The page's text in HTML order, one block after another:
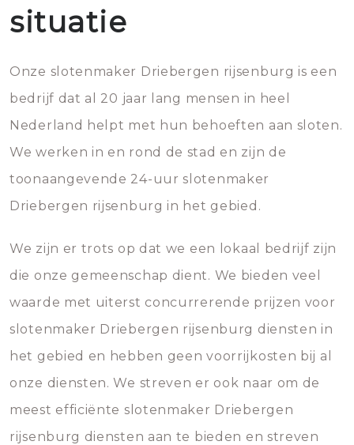
situatie
Onze slotenmaker Driebergen rijsenburg is een
bedrijf dat al 20 jaar lang mensen in heel
Nederland helpt met hun behoeften aan sloten.
We werken in en rond de stad en zijn de
toonaangevende 24-uur slotenmaker
Driebergen rijsenburg in het gebied.
We zijn er trots op dat we een lokaal bedrijf zijn
die onze gemeenschap dient. We bieden veel
waarde met uiterst concurrerende prijzen voor
slotenmaker Driebergen rijsenburg diensten in
het gebied en hebben geen voorrijkosten bij al
onze diensten. We streven er ook naar om de
meest efficiënte slotenmaker Driebergen
rijsenburg diensten aan te bieden en streven